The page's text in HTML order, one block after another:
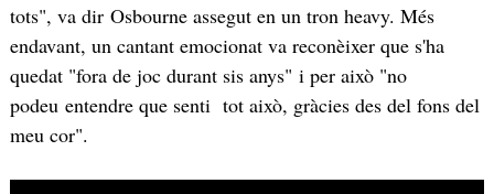
tots", va dir Osbourne assegut en un tron heavy. Més
endavant, un cantant emocionat va reconèixer que s'ha
quedat "fora de joc durant sis anys" i per això "no
podeu entendre que senti tot això, gràcies des del fons del
meu cor".